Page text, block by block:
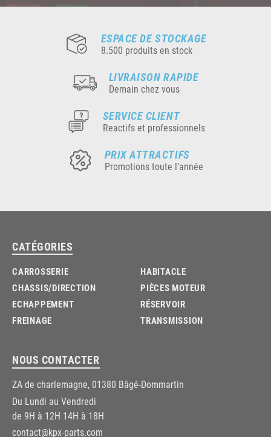
ESPACE DE STOCKAGE
8.500 produits en stock
LIVRAISON RAPIDE
Demain chez vous
SERVICE CLIENT
Reactifs et professionnels
PRIX ATTRACTIFS
Promotions toute l’année
CATÉGORIES
CARROSSERIE
CHASSIS/DIRECTION
ECHAPPEMENT
FREINAGE
HABITACLE
PIÈCES MOTEUR
RÉSERVOIR
TRANSMISSION
NOUS CONTACTER
ZA de charlemagne, 01380 Bâgé-Dommartin
Du Lundi au Vendredi
de 9H à 12H 14H à 18H
contact@kpx-parts.com